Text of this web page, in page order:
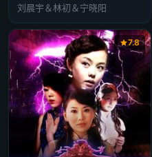
刘晨宇＆林初＆宁晓阳
7.8